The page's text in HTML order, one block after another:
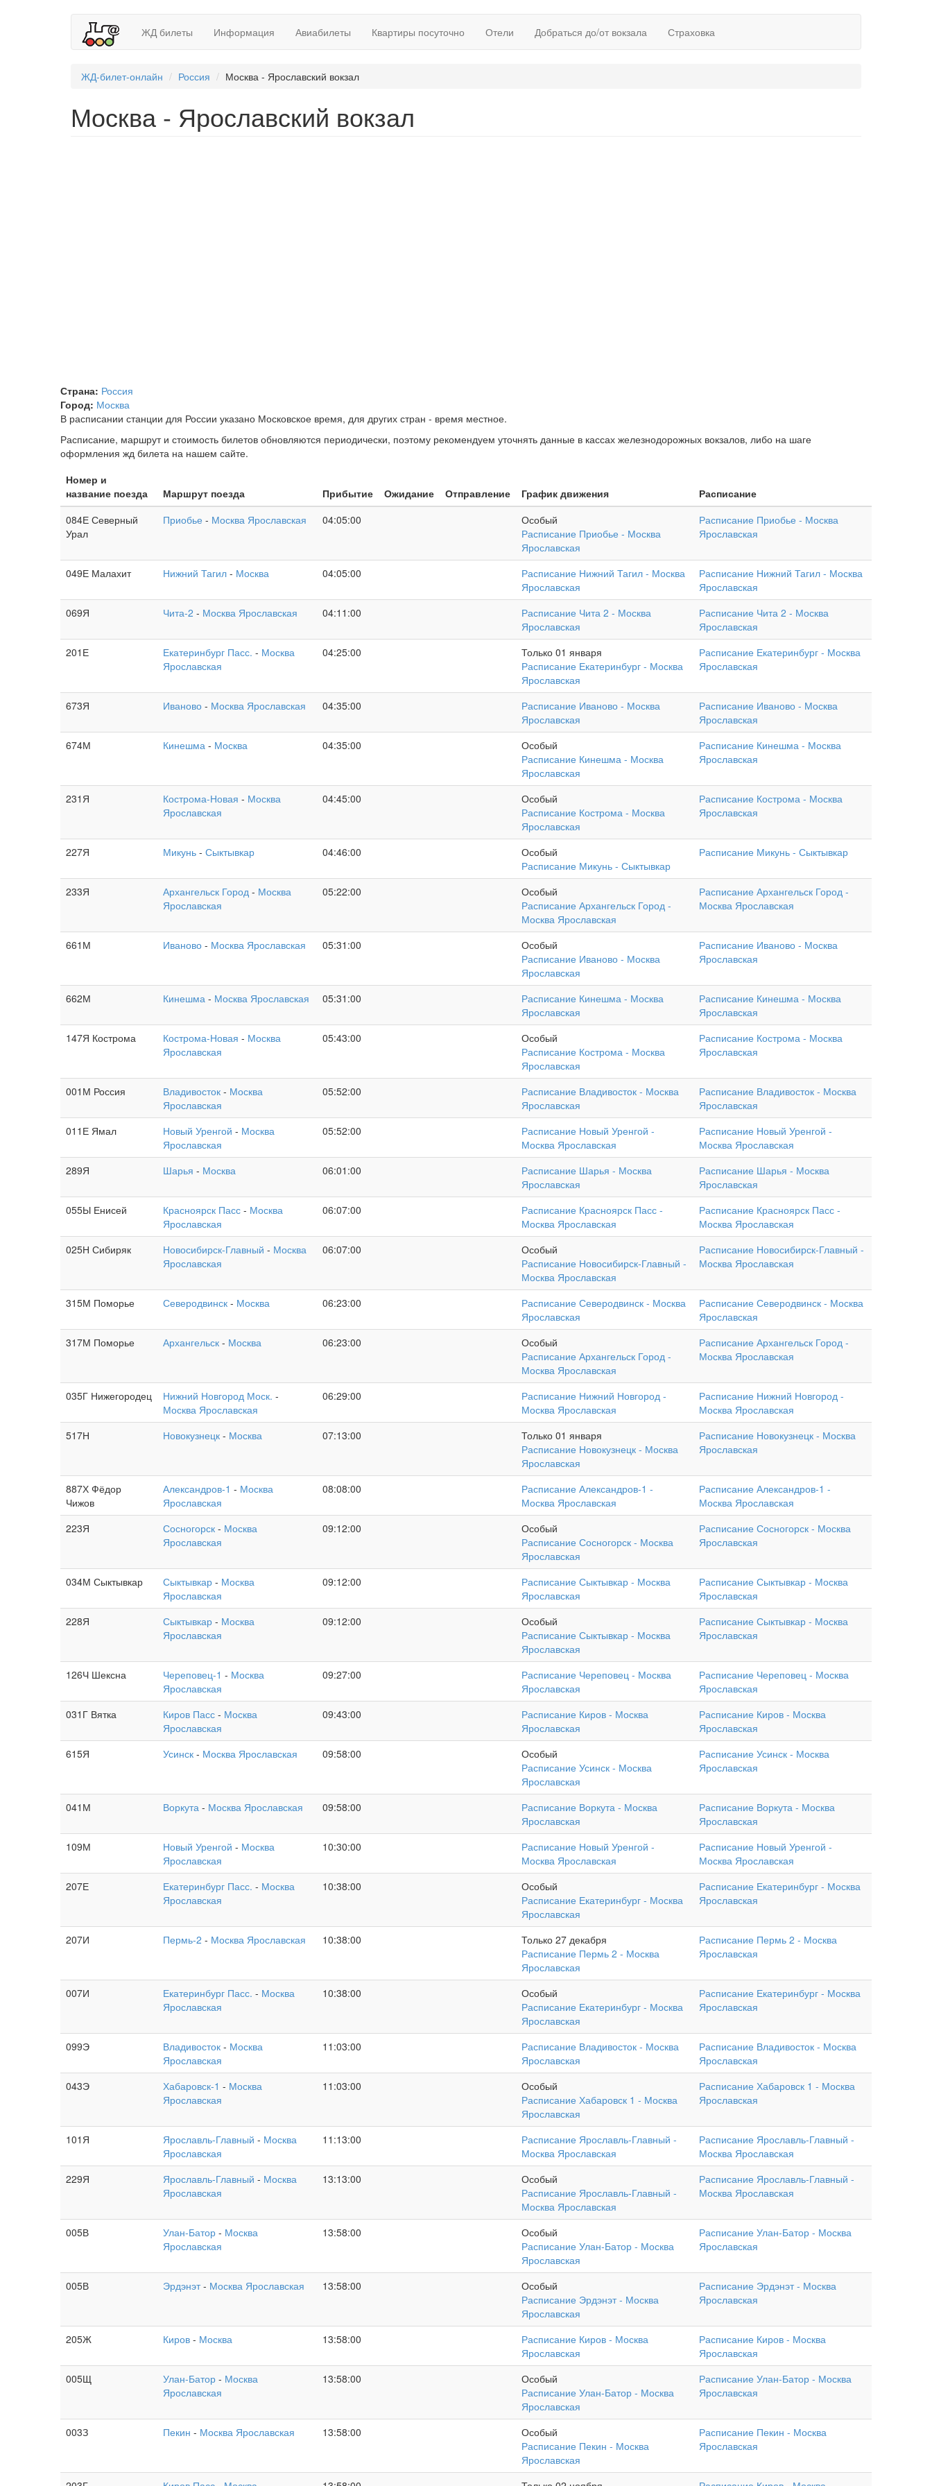
ЖД билеты Информация Авиабилеты Квартиры посуточно Отели Добраться до/от вокзала Страховка
ЖД-билет-онлайн Россия Москва - Ярославский вокзал
Москва - Ярославский вокзал
Страна: Россия
Город: Москва
В расписании станции для России указано Московское время, для других стран - время местное.
Расписание, маршрут и стоимость билетов обновляются периодически, поэтому рекомендуем уточнять данные в кассах железнодорожных вокзалов, либо на шаге
оформления жд билета на нашем сайте.
Номер и
название поезда
Маршрут поезда Прибытие Ожидание Отправление График движения
Расписание
084Е Северный
Урал
Приобье - Москва Ярославская 04:05:00
Особый
Расписание Приобье - Москва
Ярославская
Расписание Приобье - Москва
Ярославская
049Е Малахит Нижний Тагил - Москва 04:05:00
Расписание Нижний Тагил - Москва
Ярославская
Расписание Нижний Тагил - Москва
Ярославская
069Я
Чита-2 - Москва Ярославская 04:11:00
Расписание Чита 2 - Москва
Ярославская
Расписание Чита 2 - Москва
Ярославская
201Е
Екатеринбург Пасс. - Москва
Ярославская
04:25:00
Только 01 января
Расписание Екатеринбург - Москва
Ярославская
Расписание Екатеринбург - Москва
Ярославская
673Я Иваново - Москва Ярославская 04:35:00
Расписание Иваново - Москва
Ярославская
Расписание Иваново - Москва
Ярославская
674М
Кинешма - Москва 04:35:00
Особый
Расписание Кинешма - Москва
Ярославская
Расписание Кинешма - Москва
Ярославская
231Я Кострома-Новая - Москва
Ярославская
04:45:00
Особый
Расписание Кострома - Москва
Ярославская
Расписание Кострома - Москва
Ярославская
227Я Микунь - Сыктывкар 04:46:00
Особый
Расписание Микунь - Сыктывкар
Расписание Микунь - Сыктывкар
233Я Архангельск Город - Москва
Ярославская
05:22:00
Особый
Расписание Архангельск Город -
Москва Ярославская
Расписание Архангельск Город -
Москва Ярославская
661М Иваново - Москва Ярославская 05:31:00
Особый
Расписание Иваново - Москва
Ярославская
Расписание Иваново - Москва
Ярославская
662М Кинешма - Москва Ярославская 05:31:00
Расписание Кинешма - Москва
Ярославская
Расписание Кинешма - Москва
Ярославская
147Я Кострома
Кострома-Новая - Москва
Ярославская
05:43:00
Особый
Расписание Кострома - Москва
Ярославская
Расписание Кострома - Москва
Ярославская
001М Россия Владивосток - Москва
Ярославская
05:52:00
Расписание Владивосток - Москва
Ярославская
Расписание Владивосток - Москва
Ярославская
011Е Ямал
Новый Уренгой - Москва
Ярославская
05:52:00
Расписание Новый Уренгой -
Москва Ярославская
Расписание Новый Уренгой -
Москва Ярославская
289Я
Шарья - Москва 06:01:00
Расписание Шарья - Москва
Ярославская
Расписание Шарья - Москва
Ярославская
055Ы Енисей
Красноярск Пасс - Москва
Ярославская
06:07:00
Расписание Красноярск Пасс -
Москва Ярославская
Расписание Красноярск Пасс -
Москва Ярославская
025Н Сибиряк
Новосибирск-Главный - Москва
Ярославская
06:07:00
Особый
Расписание Новосибирск-Главный -
Москва Ярославская
Расписание Новосибирск-Главный -
Москва Ярославская
315М Поморье Северодвинск - Москва 06:23:00
Расписание Северодвинск - Москва
Ярославская
Расписание Северодвинск - Москва
Ярославская
317М Поморье
Архангельск - Москва 06:23:00
Особый
Расписание Архангельск Город -
Москва Ярославская
Расписание Архангельск Город -
Москва Ярославская
035Г Нижегородец Нижний Новгород Моск. -
Москва Ярославская
06:29:00
Расписание Нижний Новгород -
Москва Ярославская
Расписание Нижний Новгород -
Москва Ярославская
517Н
Новокузнецк - Москва 07:13:00
Только 01 января
Расписание Новокузнецк - Москва
Ярославская
Расписание Новокузнецк - Москва
Ярославская
887Х Фёдор
Чижов
Александров-1 - Москва
Ярославская
08:08:00
Расписание Александров-1 -
Москва Ярославская
Расписание Александров-1 -
Москва Ярославская
223Я
Сосногорск - Москва
Ярославская
09:12:00
Особый
Расписание Сосногорск - Москва
Ярославская
Расписание Сосногорск - Москва
Ярославская
034М Сыктывкар Сыктывкар - Москва
Ярославская
09:12:00
Расписание Сыктывкар - Москва
Ярославская
Расписание Сыктывкар - Москва
Ярославская
228Я
Сыктывкар - Москва
Ярославская
09:12:00
Особый
Расписание Сыктывкар - Москва
Ярославская
Расписание Сыктывкар - Москва
Ярославская
126Ч Шексна Череповец-1 - Москва
Ярославская
09:27:00
Расписание Череповец - Москва
Ярославская
Расписание Череповец - Москва
Ярославская
031Г Вятка
Киров Пасс - Москва
Ярославская
09:43:00
Расписание Киров - Москва
Ярославская
Расписание Киров - Москва
Ярославская
615Я
Усинск - Москва Ярославская 09:58:00
Особый
Расписание Усинск - Москва
Ярославская
Расписание Усинск - Москва
Ярославская
041М Воркута - Москва Ярославская 09:58:00
Расписание Воркута - Москва
Ярославская
Расписание Воркута - Москва
Ярославская
109М
Новый Уренгой - Москва
Ярославская
10:30:00
Расписание Новый Уренгой -
Москва Ярославская
Расписание Новый Уренгой -
Москва Ярославская
207Е
Екатеринбург Пасс. - Москва
Ярославская
10:38:00
Особый
Расписание Екатеринбург - Москва
Ярославская
Расписание Екатеринбург - Москва
Ярославская
207И Пермь-2 - Москва Ярославская 10:38:00
Только 27 декабря
Расписание Пермь 2 - Москва
Ярославская
Расписание Пермь 2 - Москва
Ярославская
007И Екатеринбург Пасс. - Москва
Ярославская
10:38:00
Особый
Расписание Екатеринбург - Москва
Ярославская
Расписание Екатеринбург - Москва
Ярославская
099Э Владивосток - Москва
Ярославская
11:03:00
Расписание Владивосток - Москва
Ярославская
Расписание Владивосток - Москва
Ярославская
043Э
Хабаровск-1 - Москва
Ярославская
11:03:00
Особый
Расписание Хабаровск 1 - Москва
Ярославская
Расписание Хабаровск 1 - Москва
Ярославская
101Я Ярославль-Главный - Москва
Ярославская
11:13:00
Расписание Ярославль-Главный -
Москва Ярославская
Расписание Ярославль-Главный -
Москва Ярославская
229Я
Ярославль-Главный - Москва
Ярославская
13:13:00
Особый
Расписание Ярославль-Главный -
Москва Ярославская
Расписание Ярославль-Главный -
Москва Ярославская
005В Улан-Батор - Москва
Ярославская
13:58:00
Особый
Расписание Улан-Батор - Москва
Ярославская
Расписание Улан-Батор - Москва
Ярославская
005В Эрдэнэт- Москва Ярославская 13:58:00
Особый
Расписание Эрдэнэт - Москва
Ярославская
Расписание Эрдэнэт - Москва
Ярославская
205Ж Киров - Москва 13:58:00
Расписание Киров - Москва
Ярославская
Расписание Киров - Москва
Ярославская
005Щ
Улан-Батор - Москва
Ярославская
13:58:00
Особый
Расписание Улан-Батор - Москва
Ярославская
Расписание Улан-Батор - Москва
Ярославская
003З Пекин - Москва Ярославская 13:58:00
Особый
Расписание Пекин - Москва
Ярославская
Расписание Пекин - Москва
Ярославская